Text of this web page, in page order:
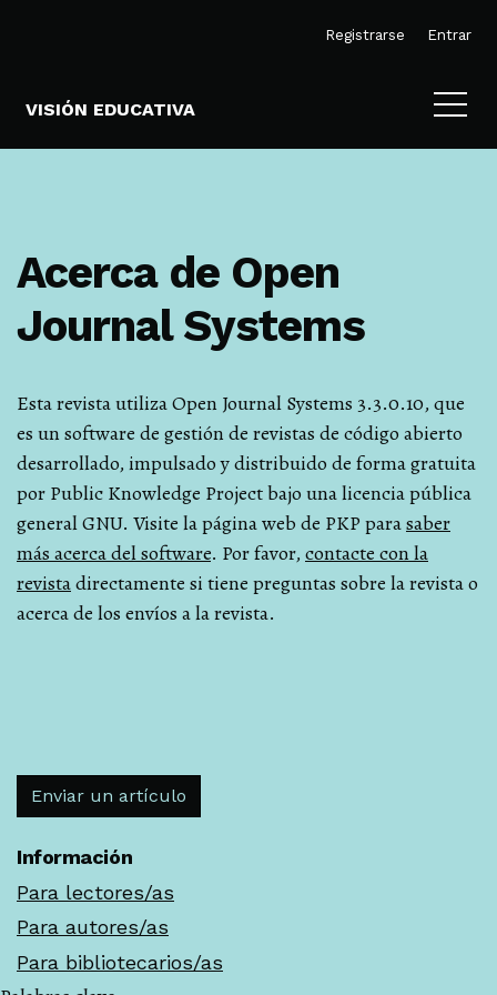
Registrarse Entrar
VISIÓN EDUCATIVA
Acerca de Open
Journal Systems
Esta revista utiliza Open Journal Systems 3.3.0.10, que
es un software de gestión de revistas de código abierto
desarrollado, impulsado y distribuido de forma gratuita
por Public Knowledge Project bajo una licencia pública
general GNU. Visite la página web de PKP parasaber
más acerca del software. Por favor, contacte con la
revistadirectamente si tiene preguntas sobre la revista o
acerca de los envíos a la revista.
Enviar un artículo
Información
Para lectores/as
Para autores/as
Para bibliotecarios/as